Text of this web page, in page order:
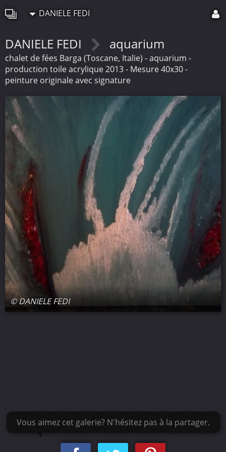
DANIELE FEDI
DANIELE FEDI aquarium
chalet de fées Barga (Toscane, Italie) - aquarium -
production toile acrylique 2013 - Mesure 40x30 -
peinture originale avec signature
© DANIELE FEDI
Vous aimez cet galerie? N'hésitez pas à la partager.